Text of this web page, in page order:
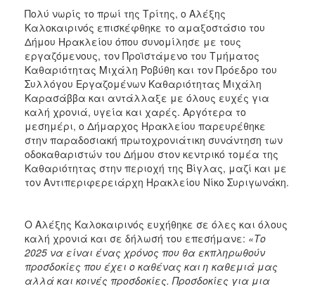
2006
ΔΗΜΟΤΗΣ
ΕΠΙΣΚΕΠΤΗΣ
ΗΡΑΚΛΕΙΟ
Πολύ νωρίς το πρωί της Τρίτης, ο Αλέξης
Καλοκαιρινός επισκέφθηκε το αμαξοστάσιο του
Δήμου Ηρακλείου όπου συνομίλησε με τους
εργαζόμενους, τον Προϊστάμενο του Τμήματος
Καθαριότητας Μιχάλη Ροβύθη και τον Πρόεδρο του
Συλλόγου Εργαζομένων Καθαριότητας Μιχάλη
Καρασάββα και αντάλλαξε με όλους ευχές για
καλή χρονιά, υγεία και χαρές. Αργότερα το
μεσημέρι, ο Δήμαρχος Ηρακλείου παρευρέθηκε
στην παραδοσιακή πρωτοχρονιάτικη συνάντηση των
οδοκαθαριστών του Δήμου στον κεντρικό τομέα της
Καθαριότητας στην περιοχή της Βίγλας, μαζί και με
τον Αντιπεριφερειάρχη Ηρακλείου Νίκο Συριγωνάκη.
Ο Αλέξης Καλοκαιρινός ευχήθηκε σε όλες και όλους
καλή χρονιά και σε δήλωσή του επεσήμανε: «Το
2025 να είναι ένας χρόνος που θα εκπληρωθούν
προσδοκίες που έχει ο καθένας και η καθεμιά μας
αλλά και κοινές προσδοκίες. Προσδοκίες για μια